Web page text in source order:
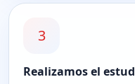
3
Realizamos el